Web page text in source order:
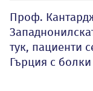
Проф.
тук, пациенти
Гърция с